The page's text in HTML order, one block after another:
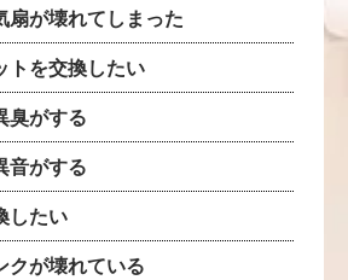
扇が壊れてしまった
トを交換したい
臭がする
音がする
したい
クが壊れている